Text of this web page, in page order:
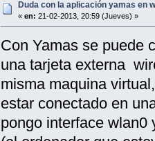
Duda con la aplicación yamas en
« en: 21-02-2013, 20:59 (Jueves) »
Con Yamas se puede
una tarjeta externa
misma maquina
estar conectado en
pongo interface wlan0